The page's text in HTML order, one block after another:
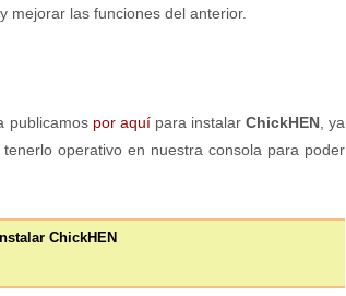
mejorar las funciones del anterior.
publicamos por aquípara instalar ChickHEN, ya
operativo en nuestra consola para poder
Instalar ChickHEN